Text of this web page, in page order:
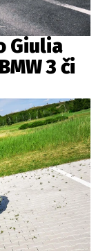
Giulia
3 či